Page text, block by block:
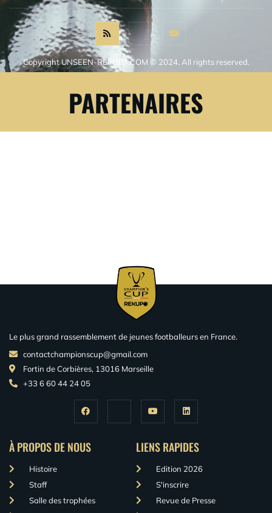
Copyright UNSEEN-REPORT.COM © 2024. All rights reserved.
PARTENAIRES
Le plus grand rassemblement de jeunes footballeurs en France.
contactchampionscup@gmail.com
Fortin de Corbières, 13016 Marseille
+33 6 60 44 24 05
À PROPOS DE NOUS
Histoire
Staff
Salle des trophées
LIENS RAPIDES
Edition 2026
S'inscrire
Revue de Presse